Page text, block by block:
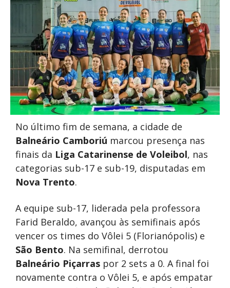
No último fim de semana, a cidade de
Balneário Camboriú marcou presença nas
finais da Liga Catarinense de Voleibol, nas
categorias sub-17 e sub-19, disputadas em
Nova Trento.
A equipe sub-17, liderada pela professora
Farid Beraldo, avançou às semifinais após
vencer os times do Vôlei 5 (Florianópolis) e
São Bento. Na semifinal, derrotou
Balneário Piçarras por 2 sets a 0. A final foi
novamente contra o Vôlei 5, e após empatar